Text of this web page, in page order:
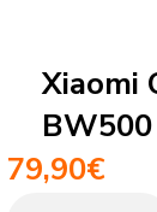
Xiaomi
BW500
79,90€